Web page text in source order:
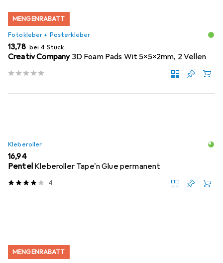
MENGENRABATT
Fotokleber + Posterkleber
EUR
13,78 bei 4 Stück
Creativ Company 3D Foam Pads Wit 5x5x2mm, 2 Vellen
Kleberoller
EUR
16,94
Pentel Kleberoller Tape'n Glue permanent
4
MENGENRABATT